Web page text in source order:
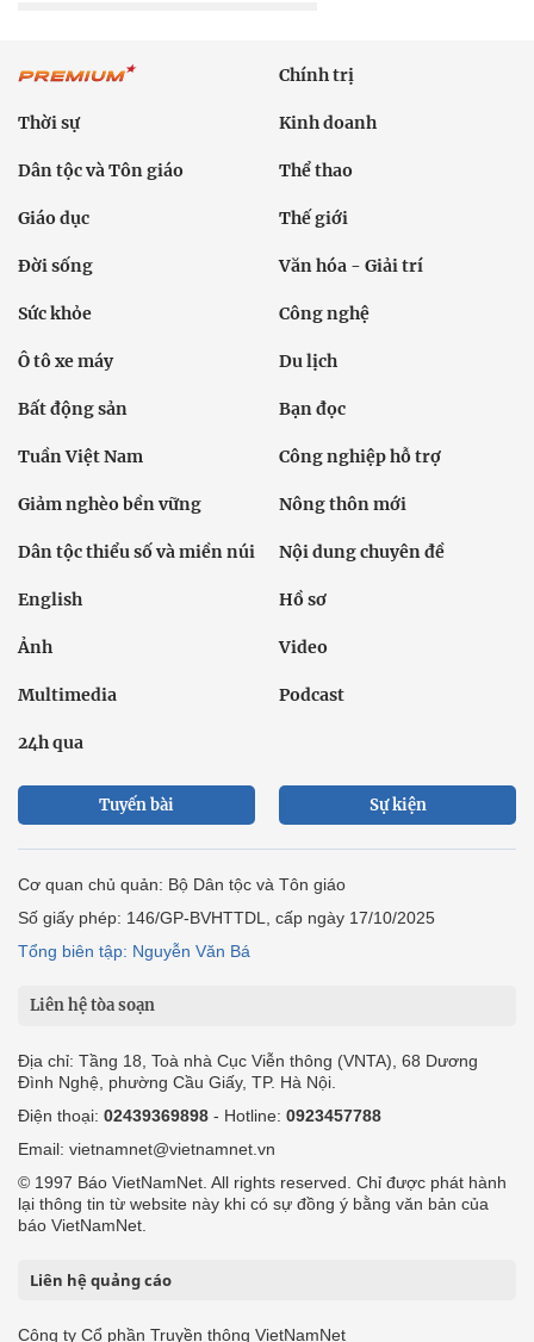
Chính trị
Thời sự Kinh doanh
Dân tộc và Tôn giáo Thể thao
Giáo dục Thế giới
Đời sống Văn hóa - Giải trí
Sức khỏe Công nghệ
Ô tô xe máy Du lịch
Bất động sản Bạn đọc
Tuần Việt Nam Công nghiệp hỗ trợ
Giảm nghèo bền vững Nông thôn mới
Dân tộc thiểu số và miền núi Nội dung chuyên đề
English Hồ sơ
Ảnh Video
Multimedia Podcast
24h qua
Tuyến bài Sự kiện
Cơ quan chủ quản: Bộ Dân tộc và Tôn giáo
Số giấy phép: 146/GP-BVHTTDL, cấp ngày 17/10/2025
Tổng biên tập: Nguyễn Văn Bá
Liên hệ tòa soạn
Địa chỉ: Tầng 18, Toà nhà Cục Viễn thông (VNTA), 68 Dương
Đình Nghệ, phường Cầu Giấy, TP. Hà Nội.
Điện thoại: 02439369898 - Hotline: 0923457788
Email: vietnamnet@vietnamnet.vn
© 1997 Báo VietNamNet. All rights reserved. Chỉ được phát hành
lại thông tin từ website này khi có sự đồng ý bằng văn bản của
báo VietNamNet.
Liên hệ quảng cáo
Công ty Cổ phần Truyền thông VietNamNet